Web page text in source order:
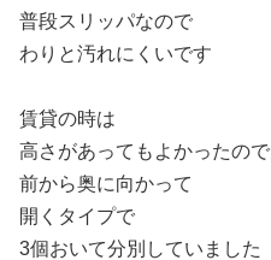
普段スリッパなので
わりと汚れにくいです
賃貸の時は
高さがあってもよかったので
前から奥に向かって
開くタイプで
3個おいて分別していました